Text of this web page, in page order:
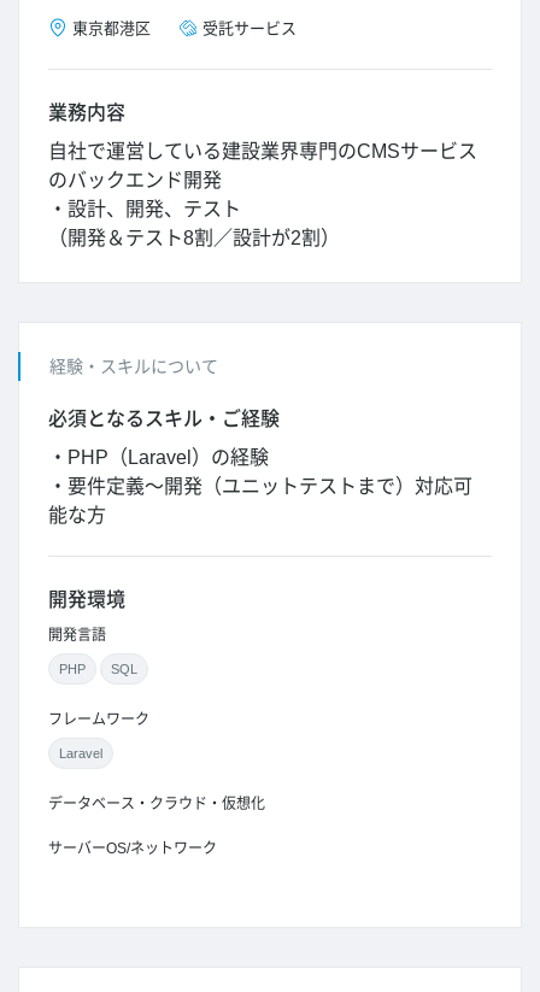
東京都港区 受託サービス
業務内容
自社で運営している建設業界専門のCMSサービス
のバックエンド開発
・設計、開発、テスト
（開発＆テスト8割／設計が2割）
経験・スキルについて
必須となるスキル・ご経験
・PHP（Laravel）の経験
・要件定義～開発（ユニットテストまで）対応可
能な方
開発環境
開発言語
PHP SQL
フレームワーク
Laravel
データベース・クラウド・仮想化
サーバーOS/ネットワーク